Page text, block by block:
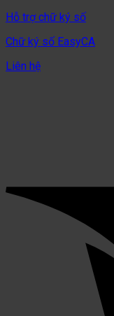
Hỗ trợ chữ ký số
Chữ ký số EasyCA
Liên hệ